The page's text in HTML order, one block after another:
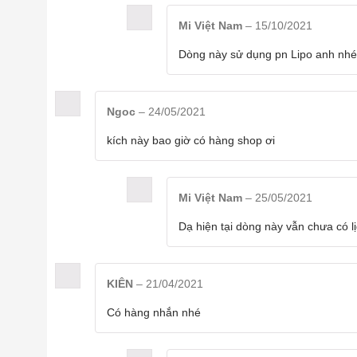
được nhà sản xuất tích hợp thành một pin
nguồn cấp điện cho điện thoại, máy tính
Mi Việt Nam – 15/10/2021
Dòng này sử dụng pn Lipo anh
Ngoc – 24/05/2021
kích này bao giờ có hàng shop ơi
Mi Việt Nam – 25/05/2021
Dạ hiện tại dòng này vẫn chưa có
KIÊN – 21/04/2021
Có hàng nhắn nhé